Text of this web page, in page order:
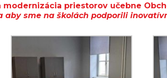
priestorov učebne
sme na školách podporili